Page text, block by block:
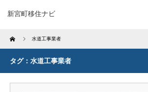
新宮町移住ナビ
Home 水道工事業者
タグ：水道工事業者